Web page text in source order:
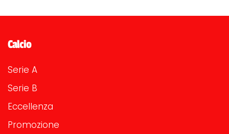
Calcio
Serie A
Serie B
Eccellenza
Promozione